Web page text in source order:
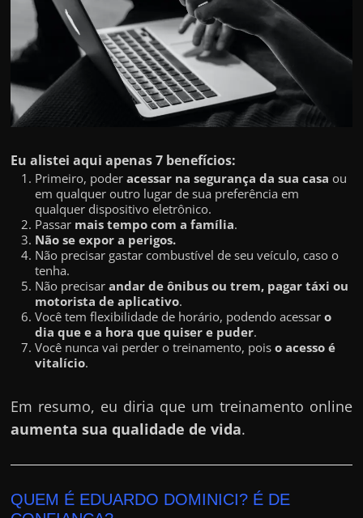
r
i
n
e
n
e
M
Eu alistei aqui apenas 7 benefícios:
Primeiro, poderacessar na segurança da sua casa ou
em qualquer outro lugar de sua preferência em
qualquer dispositivo eletrônico.
Passar mais tempo com a família.
Não se expor a perigos.
Não precisar gastar combustível de seu veículo, caso o
tenha.
Não precisarandar de ônibus ou trem, pagar táxi ou
motorista de aplicativo.
Você tem flexibilidade de horário, podendo acessaro
dia que e a hora que quiser e puder.
Você nunca vai perder o treinamento, poiso acesso é
vitalício.
Em resumo, eu diria que um treinamento online
aumenta sua qualidade de vida.
QUEM É EDUARDO DOMINICI? É DE